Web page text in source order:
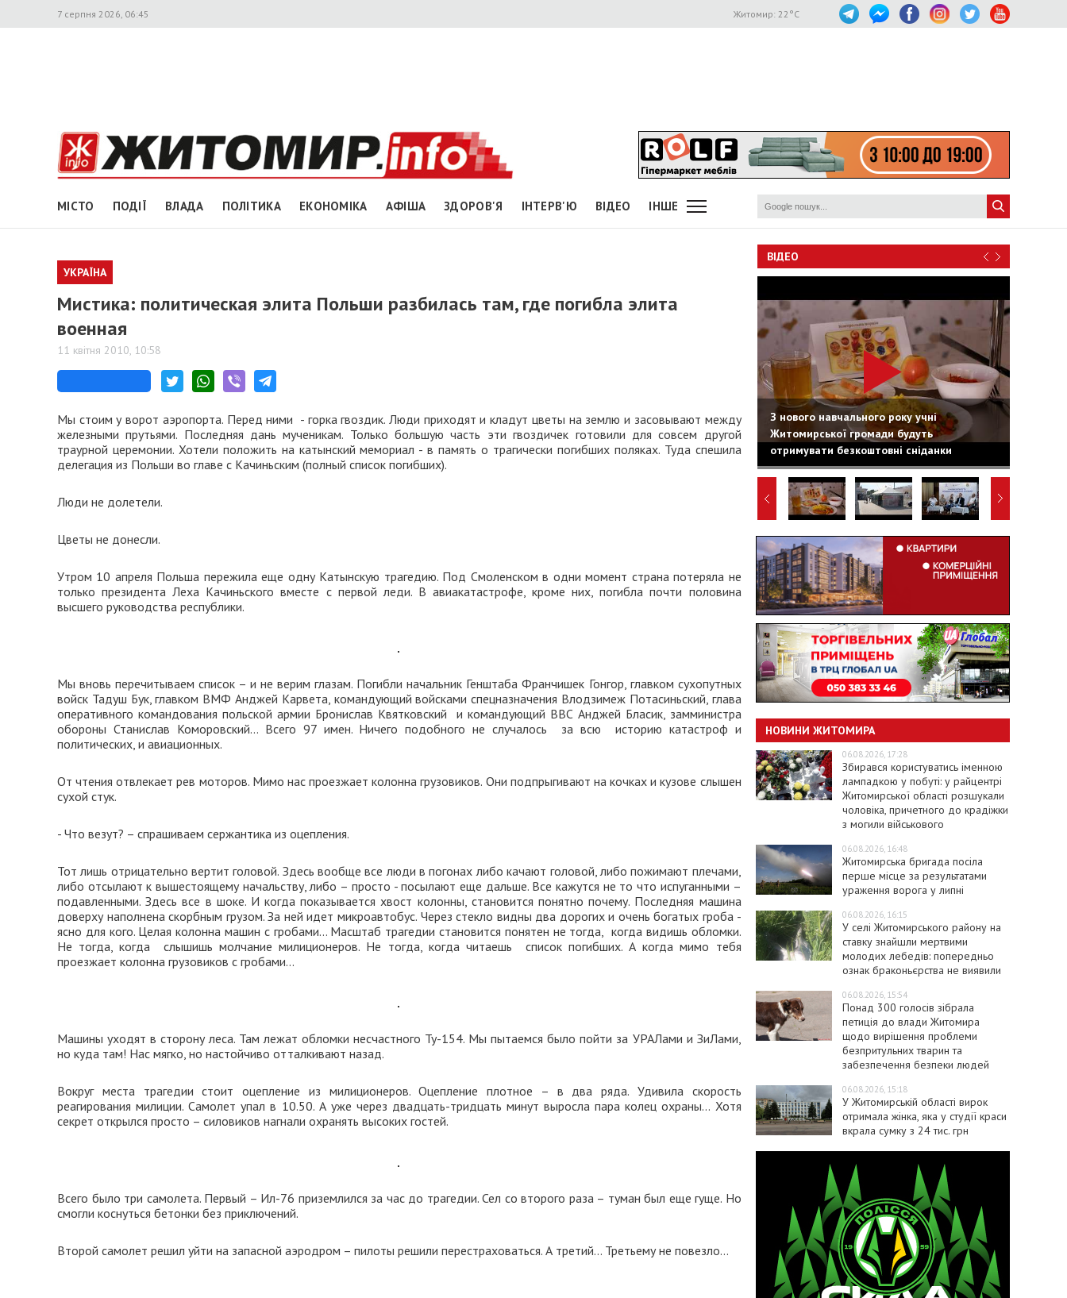
7 серпня 2026, 06:45 Житомир: 22 °C
МІСТО ПОДІЇ ВЛАДА ПОЛІТИКА ЕКОНОМІКА АФІША ЗДОРОВ'Я ІНТЕРВ'Ю ВІДЕО ІНШЕ
УКРАЇНА
Мистика: политическая элита Польши разбилась там, где погибла элита
военная
11 квітня 2010, 10:58
Мы стоим у ворот аэропорта. Перед ними - горка гвоздик. Люди приходят и кладут цветы на землю и засовывают между
железными прутьями. Последняя дань мученикам. Только большую часть эти гвоздичек готовили для совсем другой
траурной церемонии. Хотели положить на катынский мемориал - в память о трагически погибших поляках. Туда спешила
делегация из Польши во главе с Качиньским (полный список погибших).
Люди не долетели.
Цветы не донесли.
Утром 10 апреля Польша пережила еще одну Катынскую трагедию. Под Смоленском в одни момент страна потеряла не
только президента Леха Качиньского вместе с первой леди. В авиакатастрофе, кроме них, погибла почти половина
высшего руководства республики.
Мы вновь перечитываем список – и не верим глазам. Погибли начальник Генштаба Франчишек Гонгор, главком сухопутных
войск Тадуш Бук, главком ВМФ Анджей Карвета, командующий войсками спецназначения Влодзимеж Потасиньский, глава
оперативного командования польской армии Бронислав Квятковский и командующий ВВС Анджей Бласик, замминистра
обороны Станислав Коморовский… Всего 97 имен. Ничего подобного не случалось за всю историю катастроф и
политических, и авиационных.
От чтения отвлекает рев моторов. Мимо нас проезжает колонна грузовиков. Они подпрыгивают на кочках и кузове слышен
сухой стук.
- Что везут? – спрашиваем сержантика из оцепления.
Тот лишь отрицательно вертит головой. Здесь вообще все люди в погонах либо качают головой, либо пожимают плечами,
либо отсылают к вышестоящему начальству, либо – просто - посылают еще дальше. Все кажутся не то что испуганными –
подавленными. Здесь все в шоке. И когда показывается хвост колонны, становится понятно почему. Последняя машина
доверху наполнена скорбным грузом. За ней идет микроавтобус. Через стекло видны два дорогих и очень богатых гроба -
ясно для кого. Целая колонна машин с гробами… Масштаб трагедии становится понятен не тогда, когда видишь обломки.
Не тогда, когда слышишь молчание милиционеров. Не тогда, когда читаешь список погибших. А когда мимо тебя
проезжает колонна грузовиков с гробами…
Машины уходят в сторону леса. Там лежат обломки несчастного Ту-154. Мы пытаемся было пойти за УРАЛами и ЗиЛами,
но куда там! Нас мягко, но настойчиво отталкивают назад.
Вокруг места трагедии стоит оцепление из милиционеров. Оцепление плотное – в два ряда. Удивила скорость
реагирования милиции. Самолет упал в 10.50. А уже через двадцать-тридцать минут выросла пара колец охраны… Хотя
секрет открылся просто – силовиков нагнали охранять высоких гостей.
Всего было три самолета. Первый – Ил-76 приземлился за час до трагедии. Сел со второго раза – туман был еще гуще. Но
смогли коснуться бетонки без приключений.
Второй самолет решил уйти на запасной аэродром – пилоты решили перестраховаться. А третий… Третьему не повезло…
ВІДЕО
З нового навчального року учні
Житомирської громади будуть
отримувати безкоштовні сніданки
НОВИНИ ЖИТОМИРА
06.08.2026, 17:28
Збирався користуватись іменною
лампадкою у побуті: у райцентрі
Житомирської області розшукали
чоловіка, причетного до крадіжки
з могили військового
06.08.2026, 16:48
Житомирська бригада посіла
перше місце за результатами
ураження ворога у липні
06.08.2026, 16:15
У селі Житомирського району на
ставку знайшли мертвими
молодих лебедів: попередньо
ознак браконьєрства не виявили
06.08.2026, 15:54
Понад 300 голосів зібрала
петиція до влади Житомира
щодо вирішення проблеми
безпритульних тварин та
забезпечення безпеки людей
06.08.2026, 15:18
У Житомирській області вирок
отримала жінка, яка у студії краси
вкрала сумку з 24 тис. грн